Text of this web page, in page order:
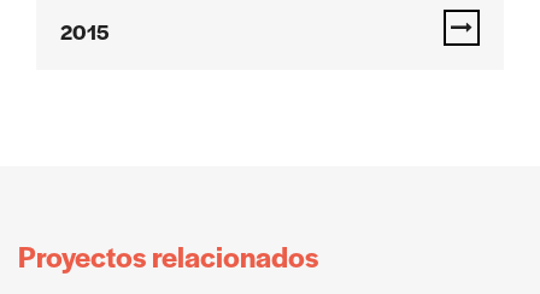
2015
Proyectos relacionados